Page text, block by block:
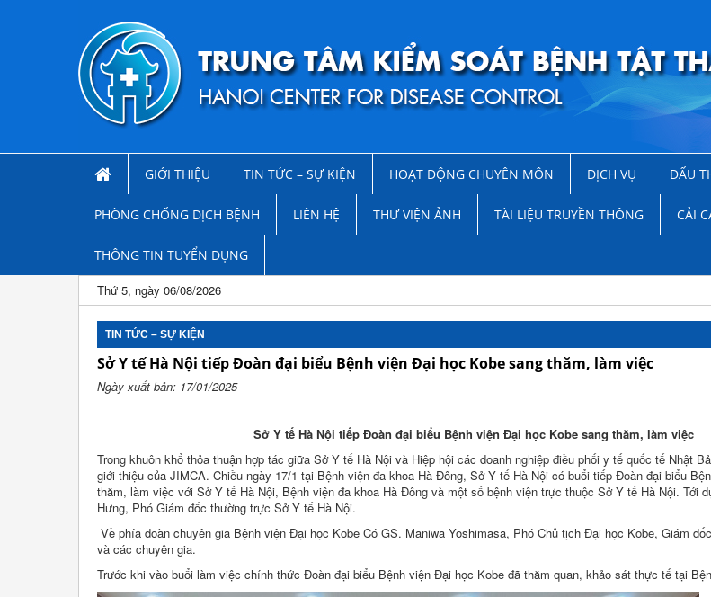
GIỚI THIỆU TIN TỨC – SỰ KIỆN HOẠT ĐỘNG CHUYÊN MÔN DỊCH VỤ ĐẤU
PHÒNG CHỐNG DỊCH BỆNH LIÊN HỆ THƯ VIỆN ẢNH TÀI LIỆU TRUYỀN THÔNG CẢI
THÔNG TIN TUYỂN DỤNG
Thứ 5, ngày 06/08/2026
TIN TỨC – SỰ KIỆN
Sở Y tế Hà Nội tiếp Đoàn đại biểu Bệnh viện Đại học Kobe sang thăm, làm việc
Ngày xuất bản: 17/01/2025
Sở Y tế Hà Nội tiếp Đoàn đại biểu Bệnh viện Đại học Kobe sang thăm, làm việc
Trong khuôn khổ thỏa thuận hợp tác giữa Sở Y tế Hà Nội và Hiệp hội các doanh nghiệp điều phối y tế quốc tế Nhật
giới thiệu của JIMCA. Chiều ngày 17/1 tại Bệnh viện đa khoa Hà Đông, Sở Y tế Hà Nội có buổi tiếp Đoàn đại biểu
thăm, làm việc với Sở Y tế Hà Nội, Bệnh viện đa khoa Hà Đông và một số bệnh viện trực thuộc Sở Y tế Hà Nội. Tới
Hưng, Phó Giám đốc thường trực Sở Y tế Hà Nội.
Về phía đoàn chuyên gia Bệnh viện Đại học Kobe Có GS. Maniwa Yoshimasa, Phó Chủ tịch Đại học Kobe, Giám
và các chuyên gia.
Trước khi vào buổi làm việc chính thức Đoàn đại biểu Bệnh viện Đại học Kobe đã thăm quan, khảo sát thực tế tại